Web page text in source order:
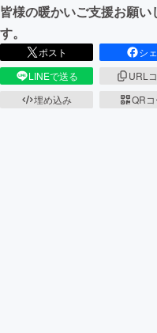
皆様の暖かいご支援お願い
す。
ポスト
シ
LINEで送る
URL
埋め込み
QR